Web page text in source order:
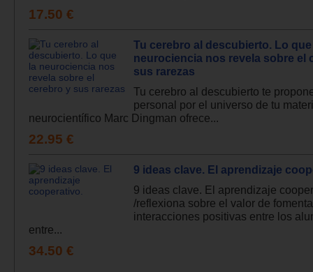
17.50 €
Tu cerebro al descubierto. Lo
neurociencia nos revela sobre el
sus rarezas
Tu cerebro al descubierto te
personal por el universo de tu
neurocientífico Marc Dingman ofrece...
22.95 €
9 ideas clave. El aprendizaje
9 ideas clave. El aprendizaje
/reflexiona sobre el valor de
interacciones positivas entre los
entre...
34.50 €